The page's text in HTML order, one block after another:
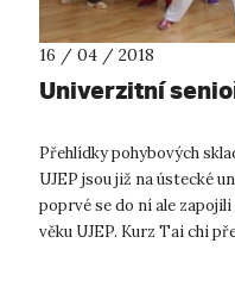
16 / 04 / 2018
Univerzitní
Přehlídky pohybových
UJEP jsou již na ústecké
poprvé se do ní ale
věku UJEP. Kurz Tai chi